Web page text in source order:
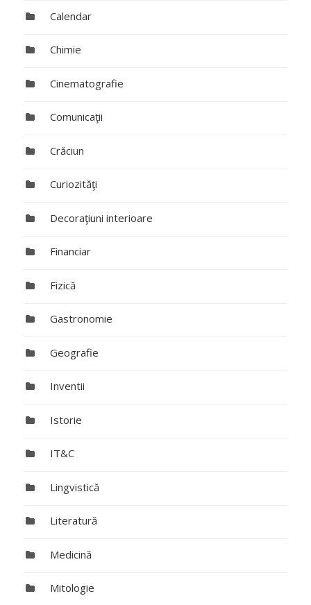
Calendar
Chimie
Cinematografie
Comunicaţii
Crăciun
Curiozităţi
Decoraţiuni interioare
Financiar
Fizică
Gastronomie
Geografie
Inventii
Istorie
IT&C
Lingvistică
Literatură
Medicină
Mitologie